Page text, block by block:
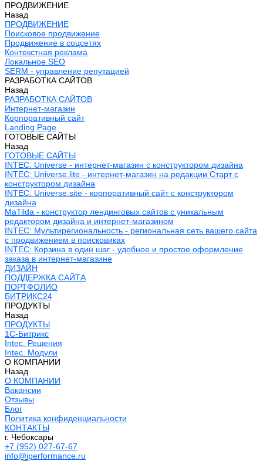
ПРОДВИЖЕНИЕ
Назад
ПРОДВИЖЕНИЕ
Поисковое продвижение
Продвижение в соцсетях
Контекстная реклама
Локальное SEO
SERM - управление репутацией
РАЗРАБОТКА САЙТОВ
Назад
РАЗРАБОТКА САЙТОВ
Интернет-магазин
Корпоративный сайт
Landing Page
ГОТОВЫЕ САЙТЫ
Назад
ГОТОВЫЕ САЙТЫ
INTEC: Universe - интернет-магазин с конструктором дизайна
INTEC: Universe.lite - интернет-магазин на редакции Старт с
конструктором дизайна
INTEC: Universe.site - корпоративный сайт с конструктором
дизайна
MaTilda - конструктор лендинговых сайтов с уникальным
редактором дизайна и интернет-магазином
INTEC: Мультирегиональность - региональная сеть вашего сайта
с продвижением в поисковиках
INTEC: Корзина в один шаг - удобное и простое оформление
заказа в интернет-магазине
ДИЗАЙН
ПОДДЕРЖКА САЙТА
ПОРТФОЛИО
БИТРИКС24
ПРОДУКТЫ
Назад
ПРОДУКТЫ
1С-Битрикс
Intec. Решения
Intec. Модули
О КОМПАНИИ
Назад
О КОМПАНИИ
Вакансии
Отзывы
Блог
Политика конфиденциальности
КОНТАКТЫ
г. Чебоксары
+7 (952) 027-67-67
info@iperformance.ru